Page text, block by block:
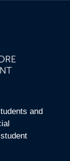
and